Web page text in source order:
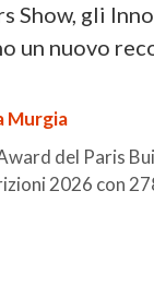
Show, gli
un nuovo
Murgia
del Paris
2026 con